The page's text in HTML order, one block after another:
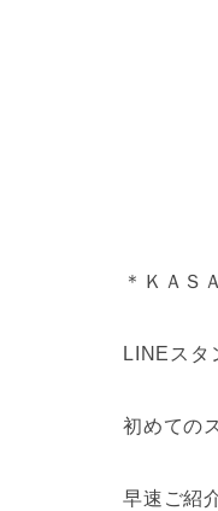
＊ＫＡＳ
LINEスタ
初めての
早速ご紹